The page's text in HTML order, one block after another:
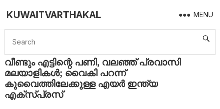
KUWAITVARTHAKAL MENU
Home Kuwait വീണ്ടും എട്ടിന്റെ പണി, വലഞ്ഞ് പ്രവാസി മലയാളികൾ; വൈകി പറന്ന് കുവൈത്തിലേക്കുള്ള എയർ ഇന്ത്യ എക്സ്പ്രസ്
വീണ്ടും എട്ടിന്റെ പണി, വലഞ്ഞ് പ്രവാസി
മലയാളികൾ; വൈകി പറന്ന്
കുവൈത്തിലേക്കുള്ള എയർ ഇന്ത്യ
എക്സ്പ്രസ്